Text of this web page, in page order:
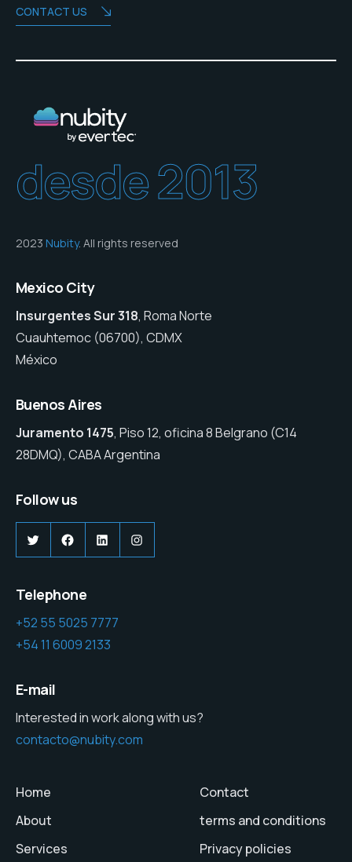
CONTACT US
desde 2013
2023 Nubity. All rights reserved
Mexico City
Insurgentes Sur 318, Roma Norte
Cuauhtemoc (06700), CDMX
México
Buenos Aires
Juramento 1475, Piso 12, oficina 8 Belgrano (C14
28DMQ), CABA Argentina
Follow us
TwitterFacebook
LinkedInInstagram
Telephone
+52 55 5025 7777
+54 11 6009 2133
E-mail
Interested in work along with us?
contacto@nubity.com
Home
About
Services
Contact
terms and conditions
Privacy policies